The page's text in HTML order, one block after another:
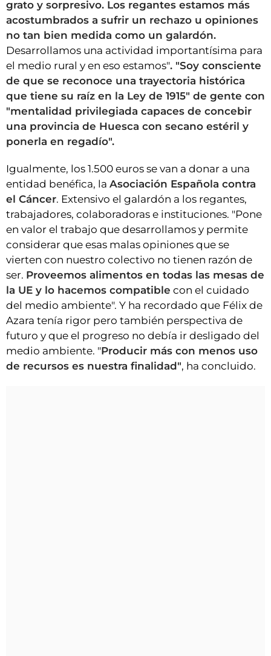
grato y sorpresivo. Los regantes estamos más
acostumbrados a sufrir un rechazo u opiniones
no tan bien medida como un galardón.
Desarrollamos una actividad importantísima para
el medio rural y en eso estamos". "Soy consciente
de que se reconoce una trayectoria histórica
que tiene su raíz en la Ley de 1915" de gente con
"mentalidad privilegiada capaces de concebir
una provincia de Huesca con secano estéril y
ponerla en regadío".
Igualmente, los 1.500 euros se van a donar a una
entidad benéfica, la Asociación Española contra
el Cáncer. Extensivo el galardón a los regantes,
trabajadores, colaboradoras e instituciones. "Pone
en valor el trabajo que desarrollamos y permite
considerar que esas malas opiniones que se
vierten con nuestro colectivo no tienen razón de
ser. Proveemos alimentos en todas las mesas de
la UE y lo hacemos compatible con el cuidado
del medio ambiente". Y ha recordado que Félix de
Azara tenía rigor pero también perspectiva de
futuro y que el progreso no debía ir desligado del
medio ambiente. "Producir más con menos uso
de recursos es nuestra finalidad", ha concluido.